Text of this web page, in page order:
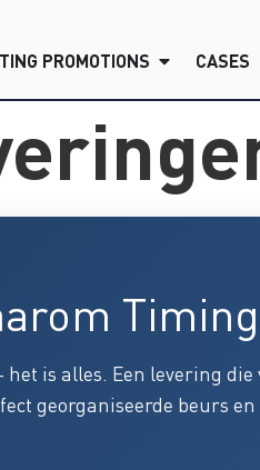
PROMOTIONS CASES
is alles. Een levering
georganiseerde beurs en